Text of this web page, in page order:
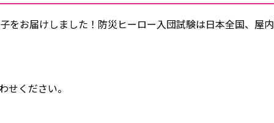
お届けしました！防災ヒーロー入団試験は日本全国、屋
ください。